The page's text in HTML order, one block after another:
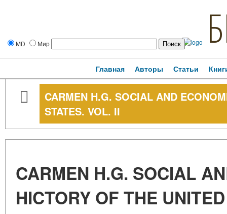
MD Мир
Главная Авторы Статьи
CARMEN H.G. SOCIAL AND
STATES. VOL. II
CARMEN H.G. SOCIAL
HICTORY OF THE